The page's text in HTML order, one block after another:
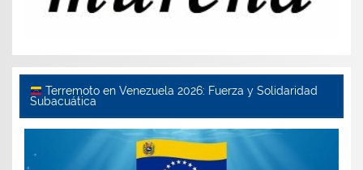
Terremoto en Venezuela 2026: Fuerza y Solidaridad
Subacuática